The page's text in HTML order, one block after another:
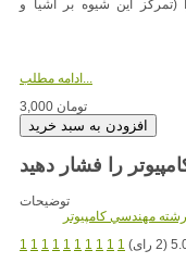
است) 2-تحلیل شی گرا (تمرکز این شیوه بر اشیا و
3,000 تومان
را فشار دهید
توضیحات
رشته مهندسي کامپيوتر
1 1 1 1 1 1 1 1 1 1